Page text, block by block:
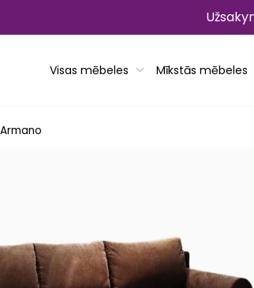
Visas mēbeles Mīkstās mēbeles